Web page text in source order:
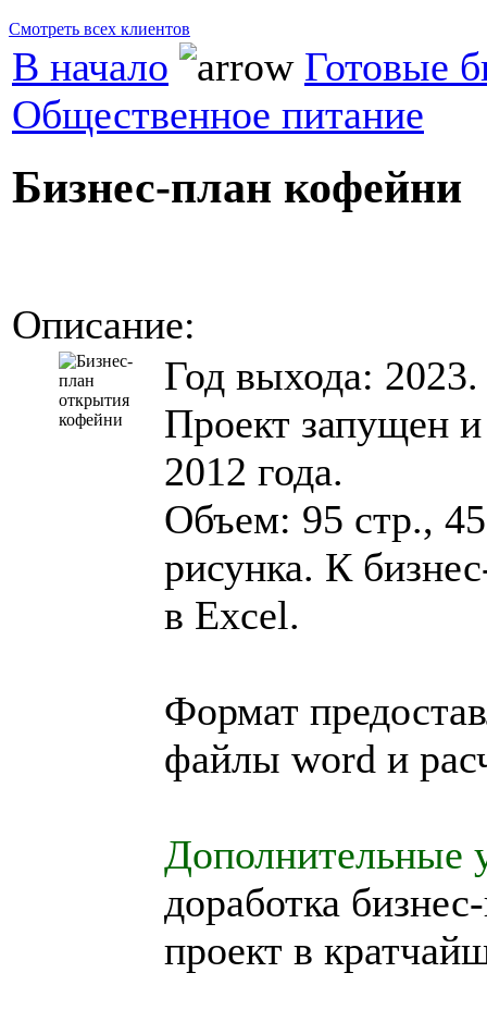
Смотреть всех клиентов
В начало
Готовые
Общественное питание
Бизнес-план кофейни
Описание:
Год выхода: 2023.
Проект запущен
2012 года.
Объем: 95 стр.,
рисунка. К
в Excel.
Формат
файлы word и
Дополнительные
доработка
проект в